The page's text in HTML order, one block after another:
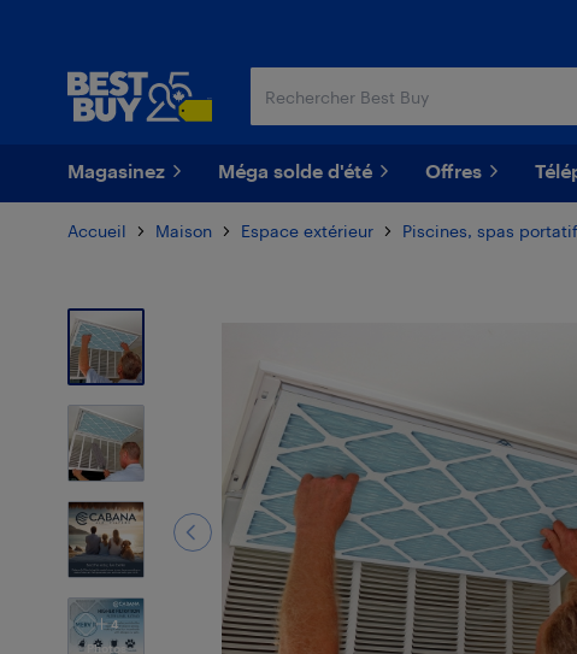
Magasinez Méga solde d'été Offres
Accueil Maison Espace extérieur Piscines, spas
4
Photos